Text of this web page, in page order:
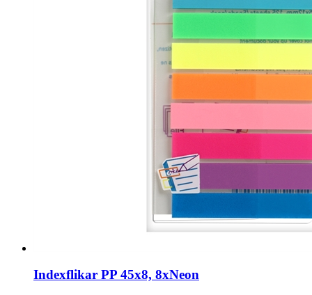
Indexflikar PP 45x8, 8xNeon